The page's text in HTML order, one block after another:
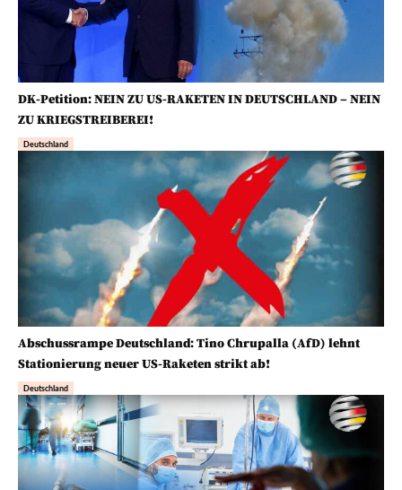
DK-Petition: NEIN ZU US-RAKETEN IN DEUTSCHLAND – NEIN
ZU KRIEGSTREIBEREI!
Deutschland
Abschussrampe Deutschland: Tino Chrupalla (AfD) lehnt
Stationierung neuer US-Raketen strikt ab!
Deutschland